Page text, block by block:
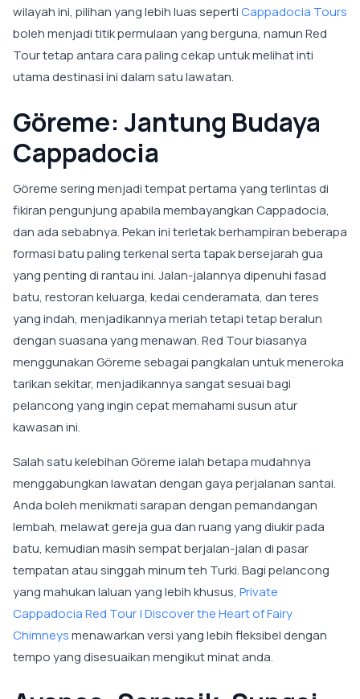
wilayah ini, pilihan yang lebih luas sepertiCappadocia Tours
boleh menjadi titik permulaan yang berguna, namun Red
Tour tetap antara cara paling cekap untuk melihat inti
utama destinasi ini dalam satu lawatan.
Göreme: Jantung Budaya
Cappadocia
Göreme sering menjadi tempat pertama yang terlintas di
fikiran pengunjung apabila membayangkan Cappadocia,
dan ada sebabnya. Pekan ini terletak berhampiran beberapa
formasi batu paling terkenal serta tapak bersejarah gua
yang penting di rantau ini. Jalan-jalannya dipenuhi fasad
batu, restoran keluarga, kedai cenderamata, dan teres
yang indah, menjadikannya meriah tetapi tetap beralun
dengan suasana yang menawan. Red Tour biasanya
menggunakan Göreme sebagai pangkalan untuk meneroka
tarikan sekitar, menjadikannya sangat sesuai bagi
pelancong yang ingin cepat memahami susun atur
kawasan ini.
Salah satu kelebihan Göreme ialah betapa mudahnya
menggabungkan lawatan dengan gaya perjalanan santai.
Anda boleh menikmati sarapan dengan pemandangan
lembah, melawat gereja gua dan ruang yang diukir pada
batu, kemudian masih sempat berjalan-jalan di pasar
tempatan atau singgah minum teh Turki. Bagi pelancong
yang mahukan laluan yang lebih khusus, Private
Cappadocia Red Tour | Discover the Heart of Fairy
Chimneysmenawarkan versi yang lebih fleksibel dengan
tempo yang disesuaikan mengikut minat anda.